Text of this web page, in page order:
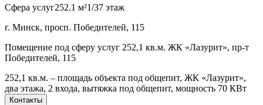
Сфера услуг252.1 м²1/37 этаж
г. Минск, просп. Победителей, 115
Помещение под сферу услуг 252,1 кв.м. ЖК «Лазурит», пр-т
Победителей, 115
252,1 кв.м. – площадь объекта под общепит, ЖК «Лазурит»,
два этажа, 2 входа, вытяжка под общепит, мощность 70 КВт
Контакты